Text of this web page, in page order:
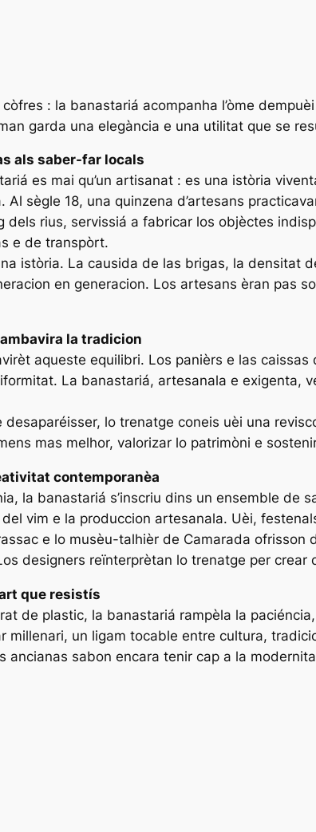
: la banastariá acompanha l’òme
garda una elegància e una utilitat que se
als saber-far locals
es mai qu’un artisanat : es una istòria
Al sègle 18, una quinzena d’artesans
dels rius, servissiá a fabricar los objèctes
e de transpòrt.
istòria. La causida de las brigas, la densitat
en generacion. Los artesans èran pas
la tradicion
aqueste equilibri. Los panièrs e las
La banastariá, artesanala e exigenta,
desaparéisser, lo trenatge coneis uèi una
mas melhor, valorizar lo patrimòni e
contemporanèa
la banastariá s’inscriu dins un ensemble
vim e la produccion artesanala. Uèi,
e lo musèu-talhièr de Camarada ofrisson
designers reïnterprètan lo trenatge per
que resistís
de plastic, la banastariá rampèla la
millenari, un ligam tocable entre cultura,
ancianas sabon encara tenir cap a la